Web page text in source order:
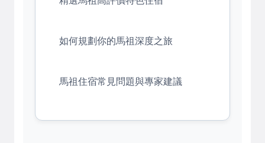
如何規劃你的馬祖深度之旅
馬祖住宿常見問題與專家建議